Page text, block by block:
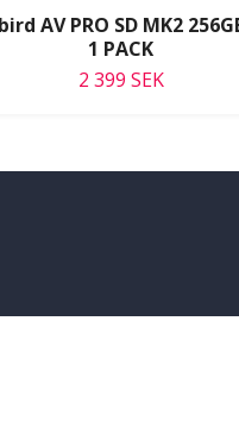
AV PRO SD MK2
1 PACK
2 399 SEK